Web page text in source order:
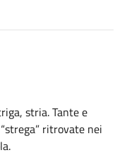
stria. Tante e
ritrovate nei